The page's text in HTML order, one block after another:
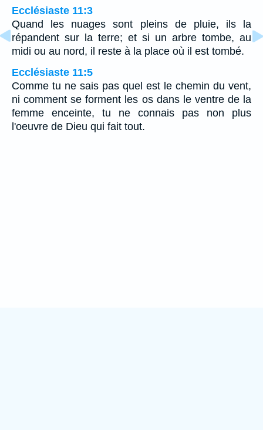
Ecclésiaste 11:3
Quand les nuages sont pleins de pluie, ils la
répandent sur la terre; et si un arbre tombe, au
midi ou au nord, il reste à la place où il est tombé.
Ecclésiaste 11:5
Comme tu ne sais pas quel est le chemin du vent,
ni comment se forment les os dans le ventre de la
femme enceinte, tu ne connais pas non plus
l'oeuvre de Dieu qui fait tout.